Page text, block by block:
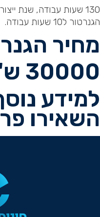
הגנרטור ל10 שעות עבודה.
מחיר
30000 ש"ח
למידע
השאירו